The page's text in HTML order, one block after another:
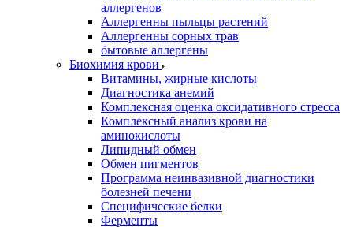
аллергенов
Аллергенны пыльцы растений
Аллергенны сорных трав
бытовые аллергены
Биохимия крови
Витамины, жирные кислоты
Диагностика анемий
Комплексная оценка оксидативного стресса
Комплексный анализ крови на
аминокислоты
Липидный обмен
Обмен пигментов
Программа неинвазивной диагностики
болезней печени
Специфические белки
Ферменты